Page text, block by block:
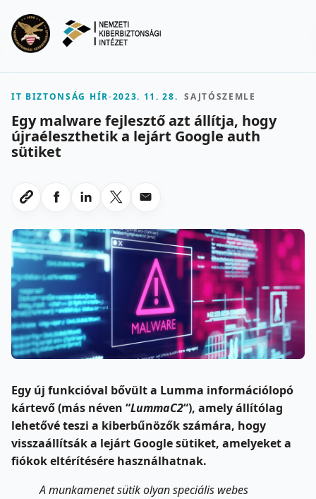
IT BIZTONSÁG HÍR-2023. 11. 28. SAJTÓSZEMLE
Egy malware fejlesztő azt állítja, hogy
újraéleszthetik a lejárt Google auth
sütiket
Link masolasa
Megosztas Facebookon
Megosztas LinkedInen
Megosztas X-en
Megosztas emailben
Egy új funkcióval bővült a Lumma információlopó
kártevő (más néven “LummaC2“), amely állítólag
lehetővé teszi a kiberbűnözők számára, hogy
visszaállítsák a lejárt Google sütiket, amelyeket a
fiókok eltérítésére használhatnak.
A munkamenet sütik olyan speciális webes